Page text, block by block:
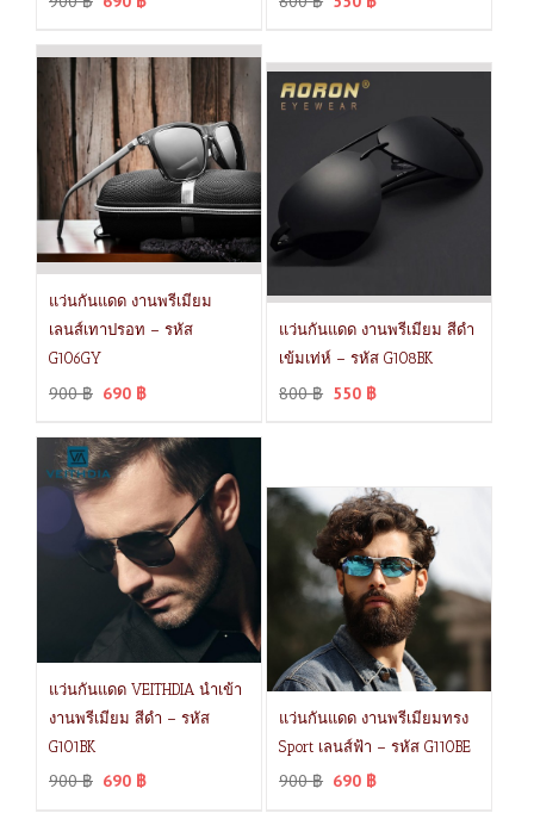
แว่นกันแดด งานพรีเมียม
เลนส์เทาปรอท – รหัส
G106GY
900฿ 690 ฿
แว่นกันแดด งานพรีเมียม สีดำ
เข้มเท่ห์ – รหัส G108BK
800฿ 550 ฿
แว่นกันแดด VEITHDIA นำเข้า
งานพรีเมียม สีดำ – รหัส
G101BK
900฿ 690 ฿
แว่นกันแดด งานพรีเมียมทรง
Sport เลนส์ฟ้า – รหัส G110BE
900฿ 690 ฿